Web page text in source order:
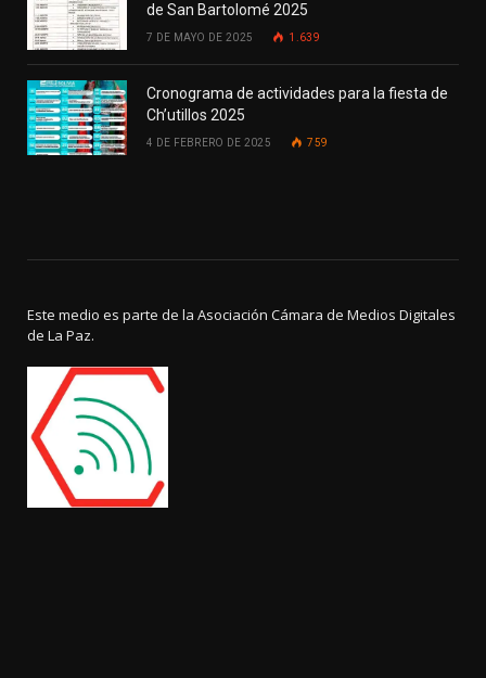
de San Bartolomé 2025
7 DE MAYO DE 2025 1.639
Cronograma de actividades para la fiesta de
Ch’utillos 2025
4 DE FEBRERO DE 2025 759
Este medio es parte de la Asociación Cámara de Medios Digitales
de La Paz.